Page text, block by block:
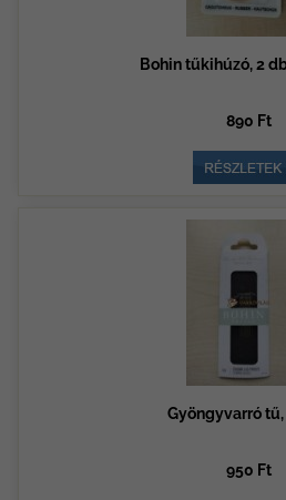
Bohin tűkihúzó, 2
890 Ft
Gyöngyvarró
950 Ft